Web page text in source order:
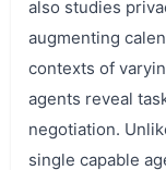
also studies
augmenting
contexts of
agents reveal
negotiation.
single capable